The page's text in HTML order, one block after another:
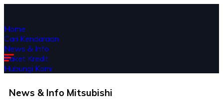
Home
Cari Kendaraan
News & Info
Paket Kredit
Hubungi Kami
News & Info Mitsubishi